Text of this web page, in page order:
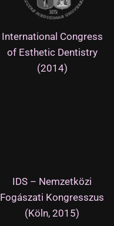
International Congress
of Esthetic Dentistry
(2014)
IDS – Nemzetközi
Fogászati Kongresszus
(Köln, 2015)